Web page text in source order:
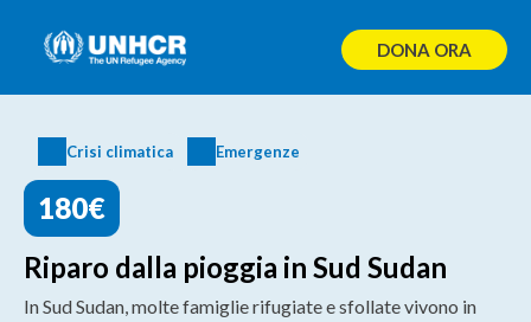
DONA ORA
Crisi climatica Emergenze
180€
Riparo dalla pioggia in Sud Sudan
In Sud Sudan, molte famiglie rifugiate e sfollate vivono in